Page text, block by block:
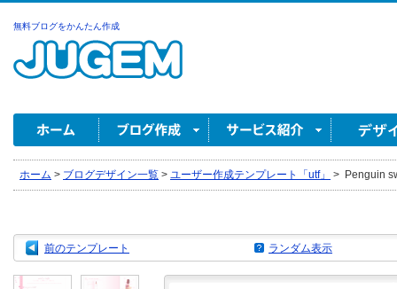
無料ブログをかんたん作成
ホーム > ブログデザイン一覧 > ユーザー作成テンプレート「utf」 > Penguin
前のテンプレート ランダム表示